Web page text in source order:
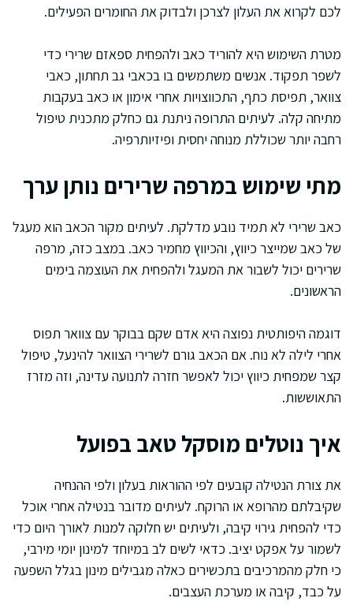
לכם לקרוא את העלון לצרכן ולבדוק את החומרים הפעילים.
מטרת השימוש היא להוריד כאב ולהפחית ספאזם שרירי כדי
לשפר תפקוד. אנשים משתמשים בו בכאבי גב תחתון, כאבי
צוואר, תפיסת כתף, התכווצויות אחרי אימון או כאב בעקבות
מתיחה קלה. לעיתים התרופה ניתנת גם כחלק מתכנית טיפול
רחבה יותר שכוללת מנוחה יחסית ופיזיותרפיה.
מתי שימוש במרפה שרירים נותן ערך
כאב שרירי לא תמיד נובע מדלקת. לעיתים מקור הכאב הוא מעגל
של כאב שמייצר כיווץ, והכיווץ מחמיר כאב. במצב כזה, מרפה
שרירים יכול לשבור את המעגל ולהפחית את העוצמה בימים
הראשונים.
דוגמה היפותטית נפוצה היא אדם שקם בבוקר עם צוואר תפוס
אחרי לילה לא נוח. אם הכאב גורם לשרירי הצוואר להינעל, טיפול
קצר שמפחית כיווץ יכול לאפשר חזרה לתנועה עדינה, וזה מזרז
התאוששות.
איך נוטלים מוסקל טאב בפועל
את צורת הנטילה קובעים לפי ההוראות בעלון ולפי ההנחיה
שקיבלתם מהרופא או הרוקח. לעיתים מדובר בנטילה אחרי אוכל
כדי להפחית גירוי קיבה, ולעיתים יש חלוקה למנות לאורך היום כדי
לשמור על אפקט יציב. כדאי לשים לב במיוחד למינון יומי מירבי,
כי חלק מהמרכיבים בתכשירים כאלה מגבילים מינון בגלל השפעה
על כבד, קיבה או מערכת העצבים.